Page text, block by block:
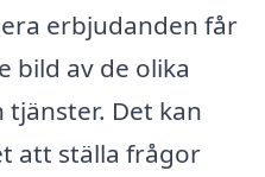
erbjudanden får
bild av de olika
Det kan
att ställa frågor